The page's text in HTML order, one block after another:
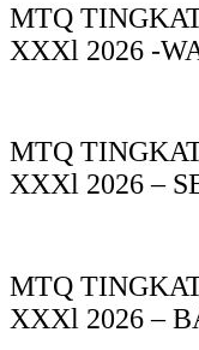
MTQ
XXXl 2026 -
MTQ
XXXl 2026 –
MTQ
XXXl 2026 –